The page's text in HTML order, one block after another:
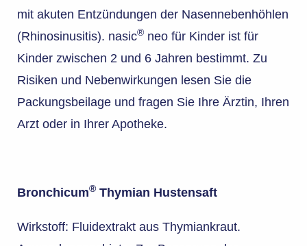
mit akuten Entzündungen der Nasennebenhöhlen
(Rhinosinusitis). nasic® neo für Kinder ist für
Kinder zwischen 2 und 6 Jahren bestimmt. Zu
Risiken und Nebenwirkungen lesen Sie die
Packungsbeilage und fragen Sie Ihre Ärztin, Ihren
Arzt oder in Ihrer Apotheke.
Bronchicum® Thymian Hustensaft
Wirkstoff: Fluidextrakt aus Thymiankraut.